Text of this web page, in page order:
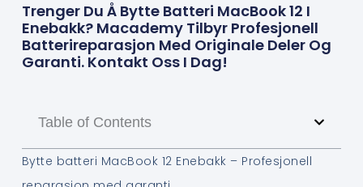
Trenger Du Å Bytte Batteri MacBook 12 I
Enebakk? Macademy Tilbyr Profesjonell
Batterireparasjon Med Originale Deler Og
Garanti. Kontakt Oss I Dag!
Table of Contents
Bytte batteri MacBook 12 Enebakk – Profesjonell